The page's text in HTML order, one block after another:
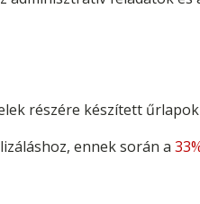
részére készített
ennek során a